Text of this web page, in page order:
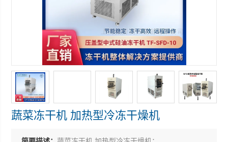
蔬菜冻干机 加热型冷冻干燥机